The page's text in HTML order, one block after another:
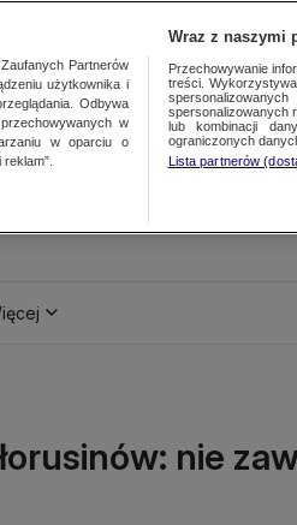
nie
Zaufanych Partnerów
użytkownika i
Odbywa
w
w oparciu o
Wraz z naszymi
Przechowywanie
treści.
spersonalizowanych
lub kombinacji
ograniczonych
Lista partnerów